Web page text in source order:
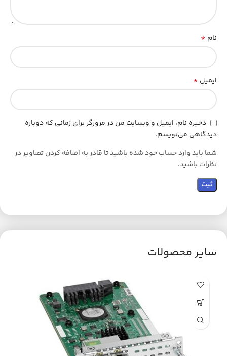
نام *
ایمیل *
ذخیره نام، ایمیل و وبسایت من در مرورگر برای زمانی که دوباره
دیدگاهی می‌نویسم.
شما باید وارد حساب خود شده باشید تا قادر به اضافه کردن تصاویر در
نظرات باشید.
سایر محصولات